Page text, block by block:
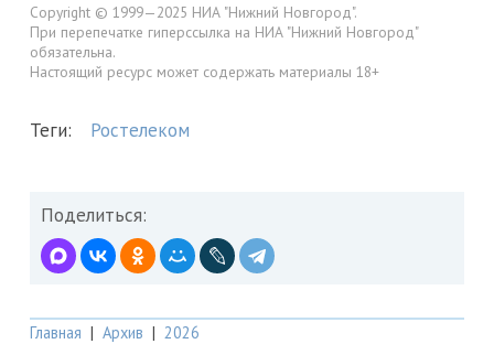
Copyright © 1999—2025 НИА "Нижний Новгород".
При перепечатке гиперссылка на НИА "Нижний Новгород"
обязательна.
Настоящий ресурс может содержать материалы 18+
Теги: Ростелеком
Поделиться:
Главная | Архив | 2026